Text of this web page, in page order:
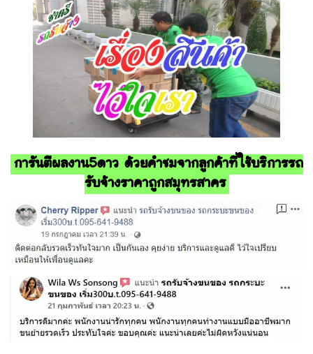
การันตีผลงาน5ดาว ด้วยคำชมจากลูกค้าที่ใช้บริการรถ
รับจ้างราคาถูกสมุทรสาคร